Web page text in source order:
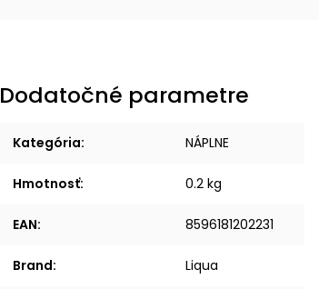
Dodatočné parametre
Kategória: NÁPLNE
Hmotnosť: 0.2 kg
EAN: 8596181202231
Brand: Liqua